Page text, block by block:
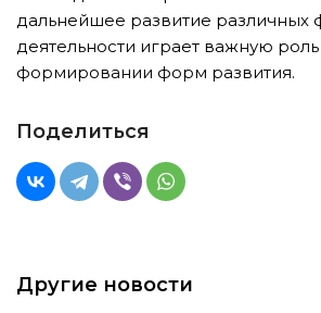
дальнейшее развитие различных
деятельности играет важную
формировании форм развития.
Поделиться
Другие новости